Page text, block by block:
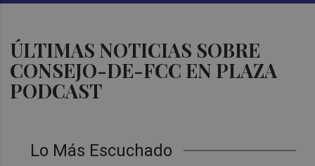
ÚLTIMAS NOTICIAS SOBRE
CONSEJO-DE-FCC EN PLAZA
PODCAST
Lo Más Escuchado